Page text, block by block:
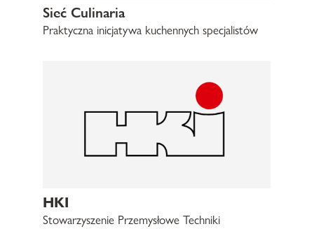
Sieć Culinaria
Praktyczna inicjatywa kuchennych specjalistów
HKI
Stowarzyszenie Przemysłowe Techniki